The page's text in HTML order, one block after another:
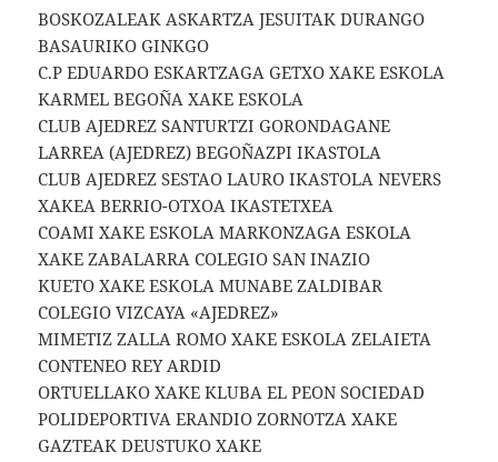
BOSKOZALEAK ASKARTZA JESUITAK DURANGO
BASAURIKO GINKGO
C.P EDUARDO ESKARTZAGA GETXO XAKE ESKOLA
KARMEL BEGOÑA XAKE ESKOLA
CLUB AJEDREZ SANTURTZI GORONDAGANE
LARREA (AJEDREZ) BEGOÑAZPI IKASTOLA
CLUB AJEDREZ SESTAO LAURO IKASTOLA NEVERS
XAKEA BERRIO-OTXOA IKASTETXEA
COAMI XAKE ESKOLA MARKONZAGA ESKOLA
XAKE ZABALARRA COLEGIO SAN INAZIO
KUETO XAKE ESKOLA MUNABE ZALDIBAR
COLEGIO VIZCAYA «AJEDREZ»
MIMETIZ ZALLA ROMO XAKE ESKOLA ZELAIETA
CONTENEO REY ARDID
ORTUELLAKO XAKE KLUBA EL PEON SOCIEDAD
POLIDEPORTIVA ERANDIO ZORNOTZA XAKE
GAZTEAK DEUSTUKO XAKE